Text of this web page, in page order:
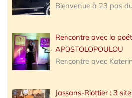
Bienvenue à 23 pas
Rencontre avec la
APOSTOLOPOULOU
Rencontre avec
Jassans-Riottier : 3